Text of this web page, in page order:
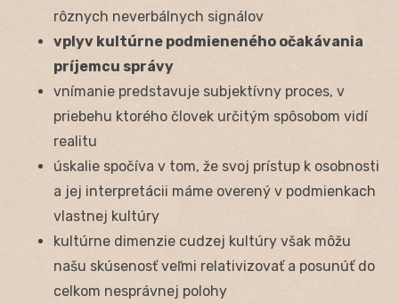
rôznych neverbálnych signálov
vplyv kultúrne podmieneného očakávania
príjemcu správy
vnímanie predstavuje subjektívny proces, v
priebehu ktorého človek určitým spôsobom vidí
realitu
úskalie spočíva v tom, že svoj prístup k osobnosti
a jej interpretácii máme overený v podmienkach
vlastnej kultúry
kultúrne dimenzie cudzej kultúry však môžu
našu skúsenosť veľmi relativizovať a posunúť do
celkom nesprávnej polohy